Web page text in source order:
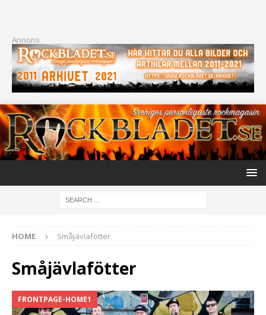
Annons
HOME Småjävlafötter
Småjävlafötter
FRONTPAGE-HOME1